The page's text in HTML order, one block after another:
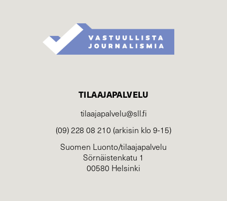
TILAAJAPALVELU
tilaajapalvelu@sll.fi
(09) 228 08 210 (arkisin klo 9-15)
Suomen Luonto/tilaajapalvelu
Sörnäistenkatu 1
00580 Helsinki